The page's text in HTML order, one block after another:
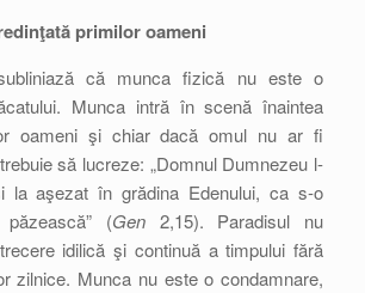
primilor oameni
că munca fizică nu este o
Munca intră în scenă înaintea
oameni şi chiar dacă omul nu ar fi
să lucreze: „Domnul Dumnezeu l-
aşezat în grădina Edenului, ca s-o
(Gen2,15). Paradisul nu
idilică şi continuă a timpului fără
zilnice. Munca nu este o condamnare,